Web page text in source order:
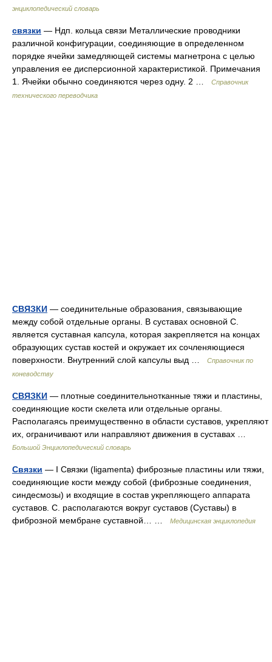
энциклопедический словарь
связки — Ндп. кольца связи Металлические проводники
различной конфигурации, соединяющие в определенном
порядке ячейки замедляющей системы магнетрона с целью
управления ее дисперсионной характеристикой. Примечания
1. Ячейки обычно соединяются через одну. 2 …
Справочник
технического переводчика
СВЯЗКИ — соединительные образования, связывающие
между собой отдельные органы. В суставах основной С.
является суставная капсула, которая закрепляется на концах
образующих сустав костей и окружает их сочленяющиеся
поверхности. Внутренний слой капсулы выд …
Справочник по
коневодству
СВЯЗКИ — плотные соединительнотканные тяжи и пластины,
соединяющие кости скелета или отдельные органы.
Располагаясь преимущественно в области суставов, укрепляют
их, ограничивают или направляют движения в суставах …
Большой Энциклопедический словарь
Связки — I Связки (ligamenta) фиброзные пластины или тяжи,
соединяющие кости между собой (фиброзные соединения,
синдесмозы) и входящие в состав укрепляющего аппарата
суставов. С. располагаются вокруг суставов (Суставы) в
фиброзной мембране суставной… …
Медицинская энциклопедия